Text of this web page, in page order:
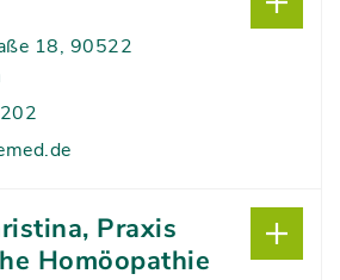
18, 90522
Praxis
Homöopathie